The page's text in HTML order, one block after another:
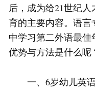
后，成为给21世纪
育的主要内容。语言
中学习第二外语最
优势与方法是什么呢
一、6岁幼儿英语